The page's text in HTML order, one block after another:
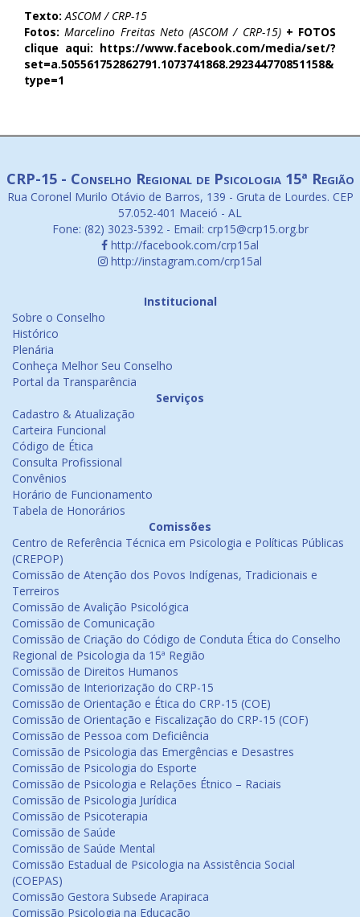
Texto: ASCOM / CRP-15
Fotos: Marcelino Freitas Neto (ASCOM / CRP-15) + FOTOS
clique aqui: https://www.facebook.com/media/set/?
set=a.505561752862791.1073741868.292344770851158&
type=1
CRP-15 - Conselho Regional de Psicologia 15ª Região
Rua Coronel Murilo Otávio de Barros, 139 - Gruta de Lourdes. CEP
57.052-401 Maceió - AL
Fone: (82) 3023-5392 - Email: crp15@crp15.org.br
http://facebook.com/crp15al
http://instagram.com/crp15al
Institucional
Sobre o Conselho
Histórico
Plenária
Conheça Melhor Seu Conselho
Portal da Transparência
Serviços
Cadastro & Atualização
Carteira Funcional
Código de Ética
Consulta Profissional
Convênios
Horário de Funcionamento
Tabela de Honorários
Comissões
Centro de Referência Técnica em Psicologia e Políticas Públicas
(CREPOP)
Comissão de Atenção dos Povos Indígenas, Tradicionais e
Terreiros
Comissão de Avalição Psicológica
Comissão de Comunicação
Comissão de Criação do Código de Conduta Ética do Conselho
Regional de Psicologia da 15ª Região
Comissão de Direitos Humanos
Comissão de Interiorização do CRP-15
Comissão de Orientação e Ética do CRP-15 (COE)
Comissão de Orientação e Fiscalização do CRP-15 (COF)
Comissão de Pessoa com Deficiência
Comissão de Psicologia das Emergências e Desastres
Comissão de Psicologia do Esporte
Comissão de Psicologia e Relações Étnico – Raciais
Comissão de Psicologia Jurídica
Comissão de Psicoterapia
Comissão de Saúde
Comissão de Saúde Mental
Comissão Estadual de Psicologia na Assistência Social
(COEPAS)
Comissão Gestora Subsede Arapiraca
Comissão Psicologia na Educação